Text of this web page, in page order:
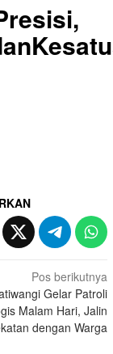
Pos berikutnya
Gelar Patroli
Malam Hari, Jalin
dengan Warga